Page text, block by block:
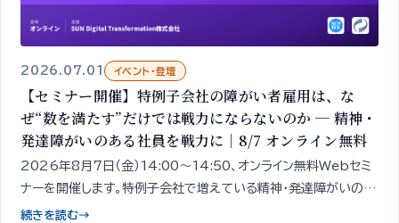
2026.07.01 イベント・登壇
【セミナー開催】特例子会社の障がい者雇用は、な
ぜ“数を満たす”だけでは戦力にならないのか ─ 精神・
発達障がいのある社員を戦力に｜8/7 オンライン無料
2026年8月7日（金）14:00〜14:50、オンライン無料Webセミ
ナーを開催します。特例子会社で増えている精神・発達障がいのあ
る社員を「戦力」に変え、特例子会社を“プロフィット化”するための
続きを読む→